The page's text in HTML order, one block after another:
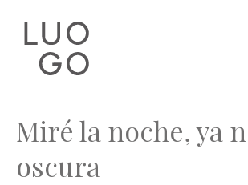
Miré la noche, ya
oscura